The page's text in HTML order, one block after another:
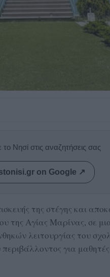
Νησί στις αναζητήσεις σας
on Google ↗
της στέγης και
της Αγίας Μαρίνας, σε
λειτουργίας του
για